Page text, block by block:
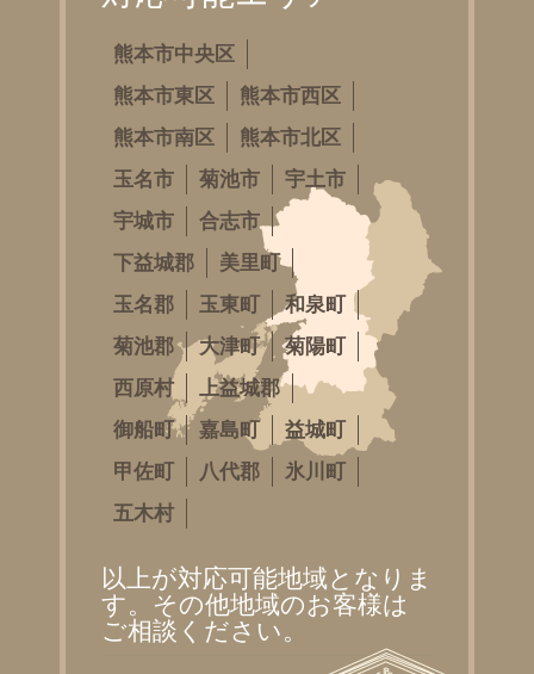
熊本市中央区
熊本市東区
熊本市西区
熊本市南区
熊本市北区
玉名市
菊池市
宇土市
宇城市
合志市
下益城郡
美里町
玉名郡
玉東町
和泉町
菊池郡
大津町
菊陽町
西原村
上益城郡
御船町
嘉島町
益城町
甲佐町
八代郡
氷川町
五木村
以上が対応可能地域となりま
す。その他地域のお客様は
ご相談ください。